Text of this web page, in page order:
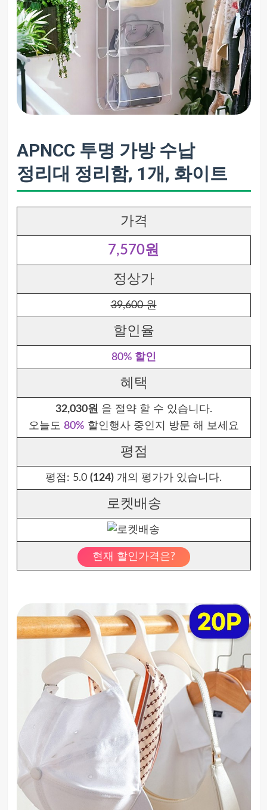
APNCC 투명 가방 수납
정리대 정리함, 1개, 화이트
가격
7,570원
정상가
39,600 원
할인율
80% 할인
혜택
32,030원 을 절약 할 수 있습니다.
오늘도 80% 할인행사 중인지 방문 해 보세요
평점
평점: 5.0 (124) 개의 평가가 있습니다.
로켓배송
현재 할인가격은?